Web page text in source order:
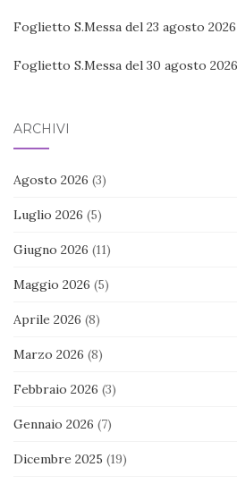
Foglietto S.Messa del 23 agosto 2026
Foglietto S.Messa del 30 agosto 2026
ARCHIVI
Agosto 2026 (3)
Luglio 2026 (5)
Giugno 2026 (11)
Maggio 2026 (5)
Aprile 2026 (8)
Marzo 2026 (8)
Febbraio 2026 (3)
Gennaio 2026 (7)
Dicembre 2025 (19)